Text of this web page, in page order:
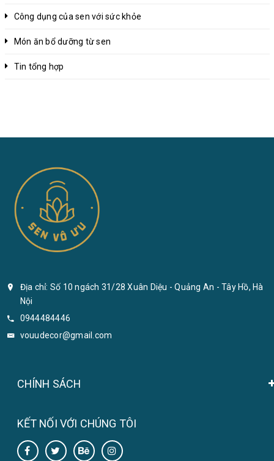
Công dụng của sen với sức khỏe
Món ăn bổ dưỡng từ sen
Tin tổng hợp
Địa chỉ: Số 10 ngách 31/28 Xuân Diệu - Quảng An - Tây Hồ, Hà
Nội
0944484446
vouudecor@gmail.com
CHÍNH SÁCH
KẾT NỐI VỚI CHÚNG TÔI